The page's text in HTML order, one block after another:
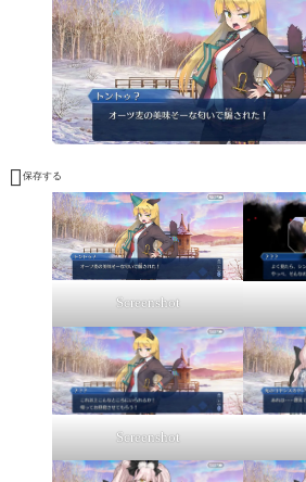
 保存する
Screenshot
Screenshot